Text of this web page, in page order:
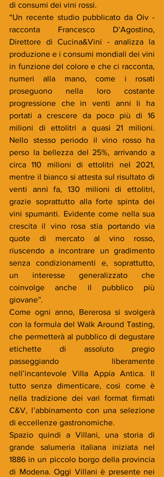
di consumi dei vini rossi.
“Un recente studio pubblicato da Oiv -
racconta Francesco D’Agostino,
Direttore di Cucina&Vini - analizza la
produzione e i consumi mondiali dei vini
in funzione del colore e che ci racconta,
numeri alla mano, come i rosati
proseguono nella loro costante
progressione che in venti anni li ha
portati a crescere da poco più di 16
milioni di ettolitri a quasi 21 milioni.
Nello stesso periodo il vino rosso ha
perso la bellezza del 25%, arrivando a
circa 110 milioni di ettolitri nel 2021,
mentre il bianco si attesta sul risultato di
venti anni fa, 130 milioni di ettolitri,
grazie soprattutto alla forte spinta dei
vini spumanti. Evidente come nella sua
crescita il vino rosa stia portando via
quote di mercato al vino rosso,
riuscendo a incontrare un gradimento
senza condizionamenti e, soprattutto,
un interesse generalizzato che
coinvolge anche il pubblico più
giovane”.
Come ogni anno, Bererosa si svolgerà
con la formula del Walk Around Tasting,
che permetterà al pubblico di degustare
etichette di assoluto pregio
passeggiando liberamente
nell’incantevole Villa Appia Antica. Il
tutto senza dimenticare, così come è
nella tradizione dei vari format firmati
C&V, l’abbinamento con una selezione
di eccellenze gastronomiche.
Spazio quindi a Villani, una storia di
grande salumeria italiana iniziata nel
1886 in un piccolo borgo della provincia
di Modena. Oggi Villani è presente nei